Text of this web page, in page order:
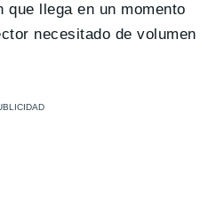
que llega en un momento
necesitado de volumen